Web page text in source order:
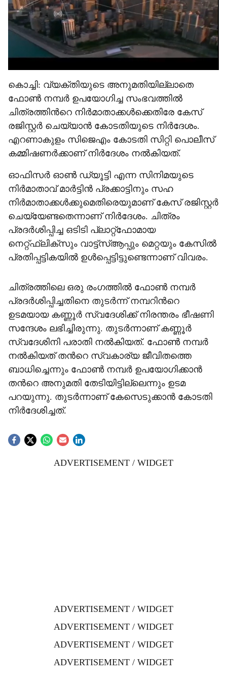
കൊച്ചി: വ്യക്തിയുടെ അനുമതിയില്ലാതെ
ഫോൺ നമ്പർ ഉപയോഗിച്ച സംഭവത്തിൽ
ചിത്രത്തിന്‍റെ നിർമാതാക്കൾക്കെതിരേ കേസ്
രജിസ്റ്റർ ചെയ്യാൻ‌ കോടതിയുടെ നിർദേശം.
എറണാകുളം സിജെഎം കോടതി സിറ്റി പൊലീസ്
കമ്മിഷണർക്കാണ് നിർദേശം നൽകിയത്.
ഓഫിസർ ഓൺ ഡ്യൂട്ടി എന്ന സിനിമയുടെ
നിർമാതാവ് മാർട്ടിൻ പ്രക്കാട്ടിനും സഹ
നിർമാതാക്കൾക്കുമെതിരെയുമാണ് കേസ് രജിസ്റ്റർ
ചെയ്യേണ്ടതെന്നാണ് നിർദേശം. ചിത്രം
പ്രദർശിപ്പിച്ച ഒടിടി പ്ലാറ്റ്‌ഫോമായ
നെറ്റ്ഫ്ലിക്സും വാട്ട്സ്ആപ്പും മെറ്റയും കേസിൽ
പ്രതിപ്പട്ടികയിൽ ഉൾപ്പെട്ടിട്ടുണ്ടെന്നാണ് വിവരം.
ചിത്രത്തിലെ ഒരു രംഗത്തിൽ ഫോൺ നമ്പർ
പ്രദർശിപ്പിച്ചതിനെ തുടർന്ന് നമ്പറിന്‍റെ
ഉടമയായ കണ്ണൂർ സ്വദേശിക്ക് നിരന്തരം ഭീഷണി
സന്ദേശം ലഭിച്ചിരുന്നു. തുടർന്നാണ് കണ്ണൂർ
സ്വദേശിനി പരാതി നൽകിയത്. ഫോൺ നമ്പർ
നൽകിയത് തന്‍റെ സ്വകാര്യ ജീവിതത്തെ
ബാധിച്ചെന്നും ഫോൺ നമ്പർ ഉപയോഗിക്കാൻ
തന്‍റെ അനുമതി തേടിയിട്ടില്ലെന്നും ഉടമ
പറയുന്നു. തുടർന്നാണ് കേസെടുക്കാൻ കോടതി
നിർദേശിച്ചത്.
ADVERTISEMENT / WIDGET
ADVERTISEMENT / WIDGET
ADVERTISEMENT / WIDGET
ADVERTISEMENT / WIDGET
ADVERTISEMENT / WIDGET